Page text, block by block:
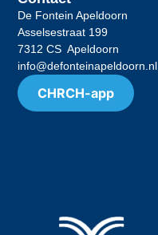
De Fontein Apeldoorn
Asselsestraat 199
7312 CS Apeldoorn
info@defonteinapeldoorn.nl
CHRCH-app